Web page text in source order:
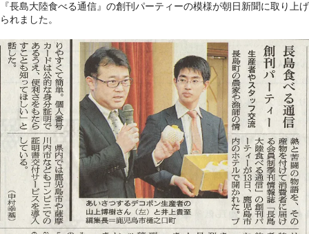
『長島大陸食べる通信』の創刊パーティーの模様が朝日新聞に取り上げ
られました。